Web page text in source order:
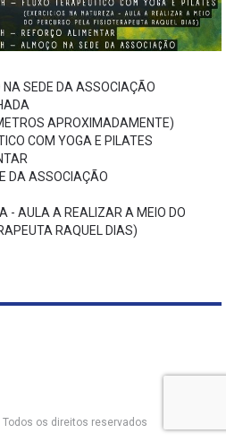
SEDE DA ASSOCIAÇÃO
APROXIMADAMENTE)
COM YOGA E PILATES
DA ASSOCIAÇÃO
- AULA A REALIZAR A MEIO DO
RAQUEL DIAS)
Todos os direitos reservados